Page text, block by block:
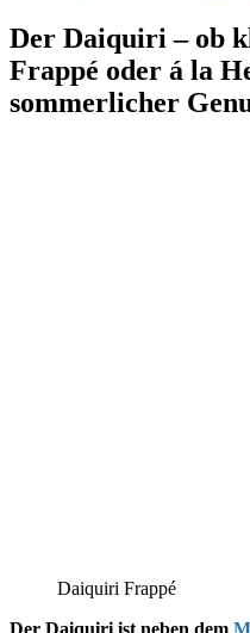
Der Daiquiri – ob
Frappé oder á la
sommerlicher
Daiquiri Frappé